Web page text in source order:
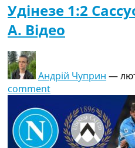
Удінезе 1:2
A. Відео
Андрій Чуприн —
comment